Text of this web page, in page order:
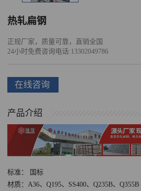
热轧扁钢
正规厂家，质量可靠，直销全国
24小时免费咨询电话:13302049786
在线咨询
产品介绍
标准： 国标
材质：A36、Q195、SS400、Q235B、Q355B